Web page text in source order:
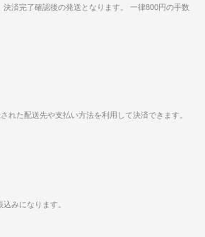
済完了確認後の発送となります。 一律800円の手数
れた配送先や支払い方法を利用して決済できます。
みになります。